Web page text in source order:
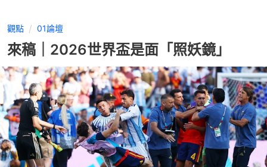
觀點 01論壇
來稿｜2026世界盃是面「照妖鏡」